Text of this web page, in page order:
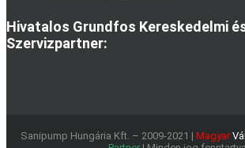
Hivatalos Grundfos Kereskedelmi
Szervizpartner:
Sanipump Hungária Kft. – 2009-2021 | Magyar